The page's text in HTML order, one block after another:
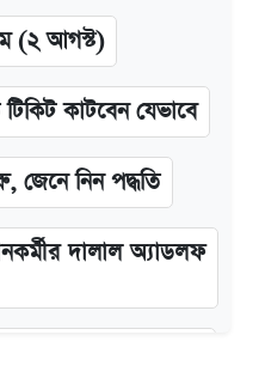
(২ আগস্ট)
কাটবেন যেভাবে
জেনে নিন পদ্ধতি
দালাল অ্যাডলফ